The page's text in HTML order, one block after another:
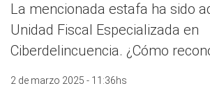
La mencionada estafa ha sido
Unidad Fiscal Especializada en
Ciberdelincuencia. ¿Cómo
2 de marzo 2025 - 11:36hs